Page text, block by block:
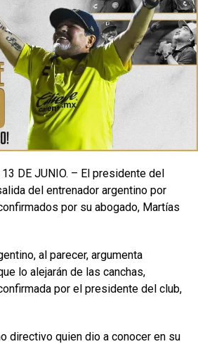
13 DE JUNIO. – El presidente del
del entrenador argentino por
por su abogado, Martías
al parecer, argumenta
lo alejarán de las canchas,
por el presidente del club,
directivo quien dio a conocer en su